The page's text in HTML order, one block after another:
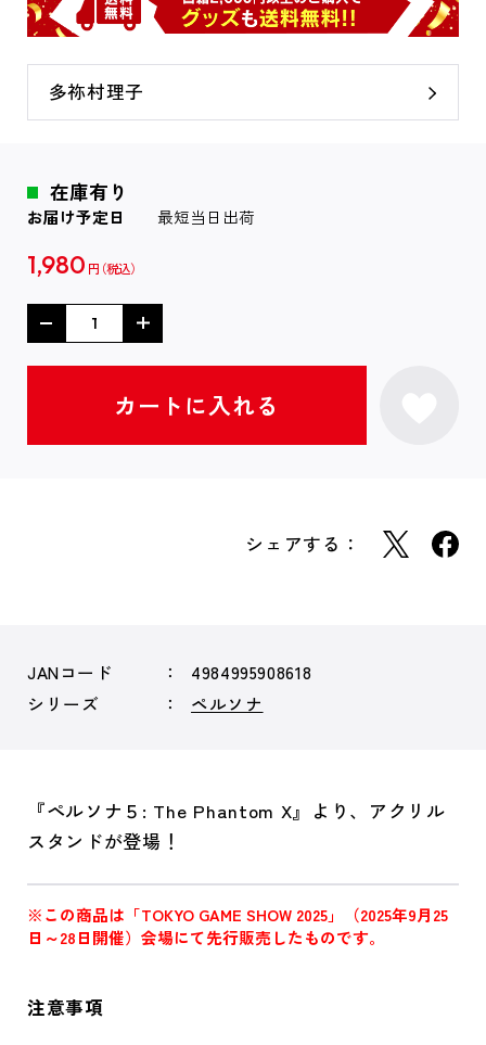
多祢村理子
在庫有り
お届け予定日 最短当日出荷
1,980 円
シェアする：
JANコード
4984995908618
シリーズ
ペルソナ
『ペルソナ５: The Phantom X』より、アクリル
スタンドが登場！
※この商品は「TOKYO GAME SHOW 2025」（2025年9月25
日～28日開催）会場にて先行販売したものです。
注意事項